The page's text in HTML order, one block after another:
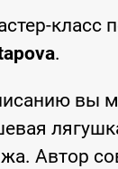
класс
.
вы
Автор